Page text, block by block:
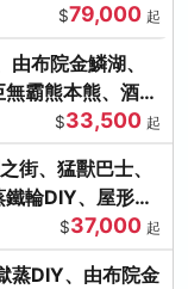
$79,000 起
布院金鱗湖、
霸熊本熊、酒造
$33,500 起
街、猛獸巴士、
輪DIY、屋形船
$37,000 起
蒸DIY、由布院金